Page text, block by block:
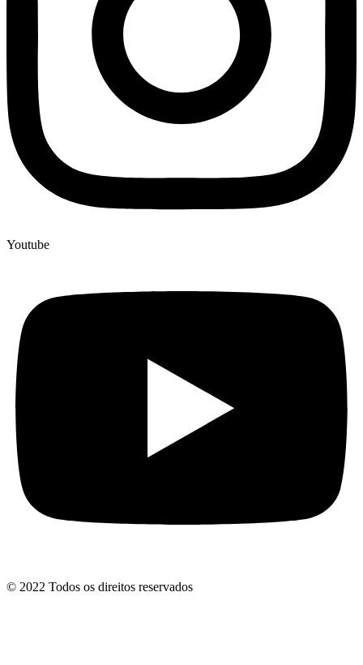
Youtube
© 2022 Todos os direitos reservados